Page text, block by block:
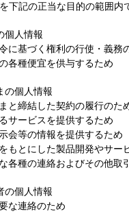
下記の正当な目的の範囲内
個人情報
に基づく権利の行使・義務
各種便宜を供与するため
の個人情報
と締結した契約の履行のた
サービスを提供するため
会等の情報を提供するため
もとにした製品開発やサー
各種の連絡およびその他取
の個人情報
な連絡のため